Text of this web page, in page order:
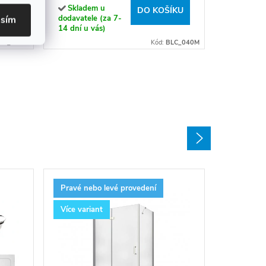
Skladem u
dodavatele (za 7-
14 dní u vás)
DO KOŠÍKU
Kód: BLC_040M
Pravé nebo levé provedení
Více variant